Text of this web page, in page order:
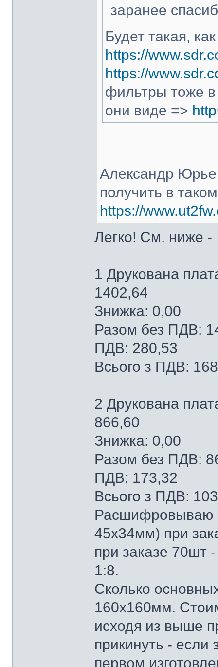
заранее
Будет такая,
https://
https://
фильтры тоже в
они виде =>
Александр
получить в
https://
Легко! См. ниже -
1 Друкована
1402,64
Знижка: 0,00
Разом без ПДВ:
ПДВ: 280,53
Всього з ПДВ:
2 Друкована
866,60
Знижка: 0,00
Разом без ПДВ:
ПДВ: 173,32
Всього з ПДВ:
Расшифровываю
45х34мм) при
при заказе 70шт
1:8.
Сколько
160х160мм.
исходя из выше
прикинуть - если
первом